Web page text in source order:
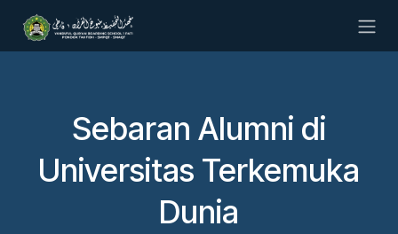
Skip to Content
Sebaran Alumni di
Universitas Terkemuka
Dunia